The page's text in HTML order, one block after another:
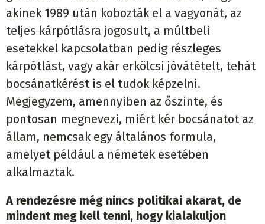
akinek 1989 után kobozták el a vagyonát, az
teljes kárpótlásra jogosult, a múltbeli
esetekkel kapcsolatban pedig részleges
kárpótlást, vagy akár erkölcsi jóvátételt, tehát
bocsánatkérést is el tudok képzelni.
Megjegyzem, amennyiben az őszinte, és
pontosan megnevezi, miért kér bocsánatot az
állam, nemcsak egy általános formula,
amelyet például a németek esetében
alkalmaztak.
A rendezésre még nincs politikai akarat, de
mindent meg kell tenni, hogy kialakuljon